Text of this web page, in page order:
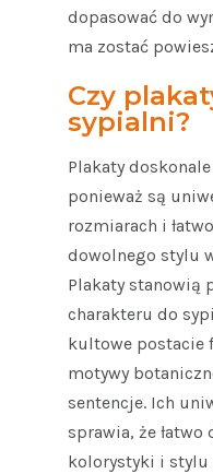
dopasować do
ma zostać
Czy
sypialni?
Plakaty
ponieważ są
rozmiarach i
dowolnego stylu
Plakaty stanowią
charakteru do
kultowe postacie
motywy
sentencje. Ich
sprawia, że łatwo
kolorystyki i stylu